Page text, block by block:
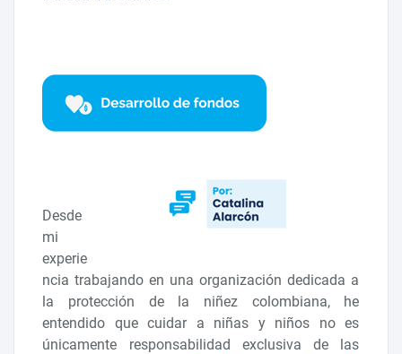
Desde
mi
experie
ncia trabajando en una organización dedicada a
la protección de la niñez colombiana, he
entendido que cuidar a niñas y niños no es
únicamente responsabilidad exclusiva de las